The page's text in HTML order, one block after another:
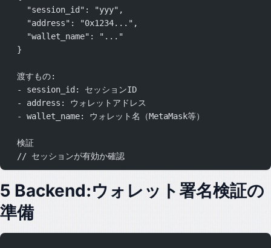
    "session_id": "yyy",
    "address": "0x1234...",
    "wallet_name": "..."
  }
  渡すもの:
  - session_id: セッションID
  - address: ウォレットアドレス
  - wallet_name: ウォレット名（MetaMask等）
  検証
  // セッションが有効か確認
5 Backend:ウォレット署名検証の
準備